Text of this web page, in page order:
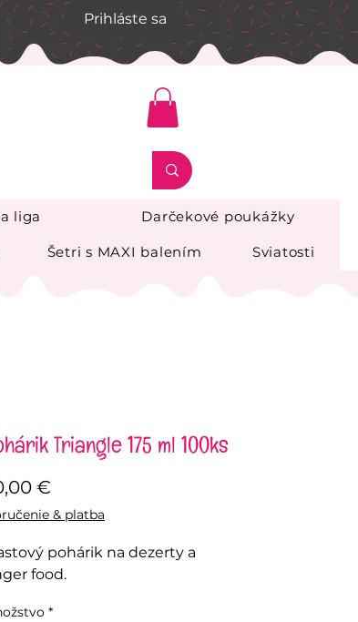
Prihláste sa
liga Darčekové poukážky
Šetri s MAXI balením Sviatosti
Triangle 175 ml 100ks
€
& platba
pohárik na dezerty a
food.
*